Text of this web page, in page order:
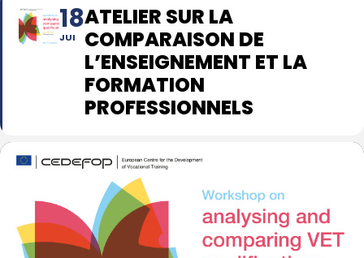
18
JUI
ATELIER SUR LA
COMPARAISON DE
L’ENSEIGNEMENT ET LA
FORMATION
PROFESSIONNELS